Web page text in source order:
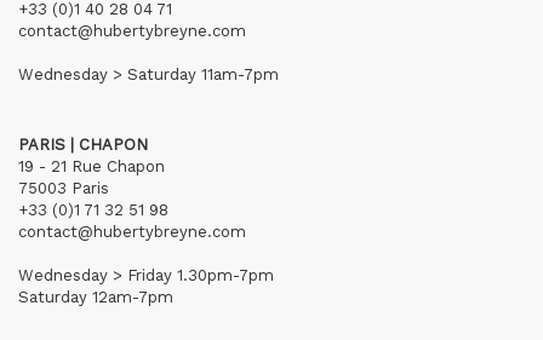
+33 (0)1 40 28 04 71
contact@hubertybreyne.com
Wednesday > Saturday 11am-7pm
PARIS | CHAPON
19 - 21 Rue Chapon
75003 Paris
+33 (0)1 71 32 51 98
contact@hubertybreyne.com
Wednesday > Friday 1.30pm-7pm
Saturday 12am-7pm